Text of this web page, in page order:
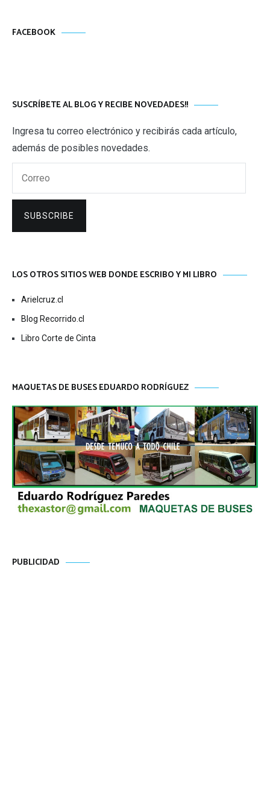
FACEBOOK
SUSCRÍBETE AL BLOG Y RECIBE NOVEDADES!!
Ingresa tu correo electrónico y recibirás cada artículo,
además de posibles novedades.
SUBSCRIBE
LOS OTROS SITIOS WEB DONDE ESCRIBO Y MI LIBRO
Arielcruz.cl
Blog Recorrido.cl
Libro Corte de Cinta
MAQUETAS DE BUSES EDUARDO RODRÍGUEZ
PUBLICIDAD